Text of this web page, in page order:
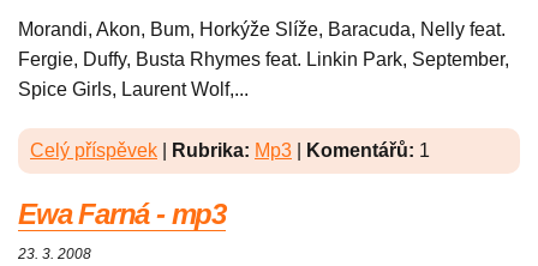
Morandi, Akon, Bum, Horkýže Slíže, Baracuda, Nelly feat.
Fergie, Duffy, Busta Rhymes feat. Linkin Park, September,
Spice Girls, Laurent Wolf,...
Celý příspěvek Rubrika: Mp3 Komentářů: 1
Ewa Farná - mp3
23. 3. 2008